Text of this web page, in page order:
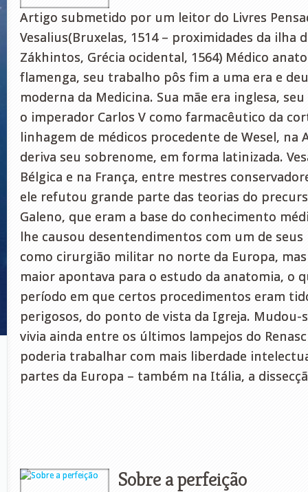
Artigo submetido por um leitor do Livres
Vesalius(Bruxelas, 1514 – proximidades da ilha
Zákhintos, Grécia ocidental, 1564) Médico
flamenga, seu trabalho pôs fim a uma era e
moderna da Medicina. Sua mãe era inglesa,
o imperador Carlos V como farmacêutico da
linhagem de médicos procedente de Wesel, na
deriva seu sobrenome, em forma latinizada.
Bélgica e na França, entre mestres
ele refutou grande parte das teorias do
Galeno, que eram a base do conhecimento
lhe causou desentendimentos com um de seus
como cirurgião militar no norte da Europa, mas
maior apontava para o estudo da anatomia, o
período em que certos procedimentos eram
perigosos, do ponto de vista da Igreja. Mudou-
vivia ainda entre os últimos lampejos do
poderia trabalhar com mais liberdade
partes da Europa – também na Itália, a
Sobre a perfeição